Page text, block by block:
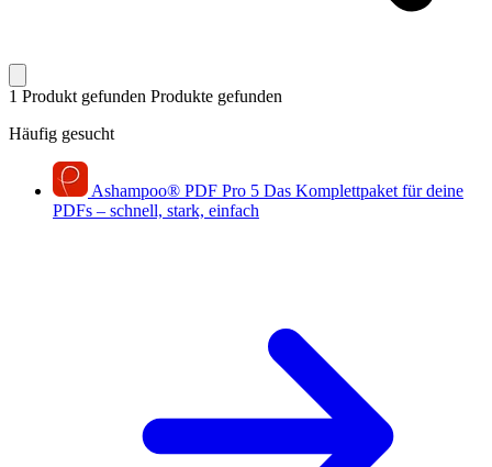
1 Produkt gefunden Produkte gefunden
Häufig gesucht
Ashampoo® PDF Pro 5 Das Komplettpaket für deine
PDFs – schnell, stark, einfach